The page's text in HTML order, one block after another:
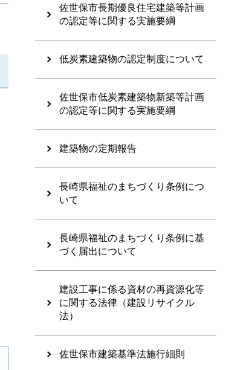
佐世保市長期優良住宅建築等計画
の認定等に関する実施要綱
低炭素建築物の認定制度について
佐世保市低炭素建築物新築等計画
の認定等に関する実施要綱
建築物の定期報告
長崎県福祉のまちづくり条例につ
いて
長崎県福祉のまちづくり条例に基
づく届出について
建設工事に係る資材の再資源化等
に関する法律（建設リサイクル
法）
佐世保市建築基準法施行細則